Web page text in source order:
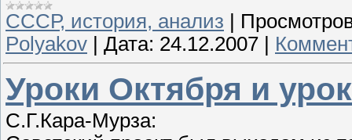
СССР, история, анализ
Polyakov
Дата: 24.12.2007
Уроки Октября и
С.Г.Кара-Мурза: